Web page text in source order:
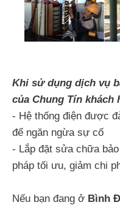
Khi sử dụng dịch vụ
của Chung Tín khách
- Hệ thống điện được
để ngăn ngừa sự cố
- Lắp đặt sửa chữa
pháp tối ưu, giảm chi
Nếu bạn đang ở Bình